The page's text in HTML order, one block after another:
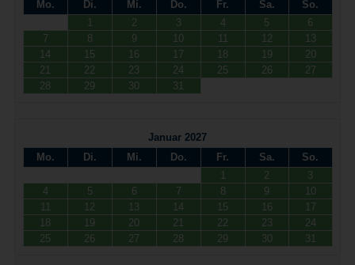
Mo.
Di. Mi. Do. Fr. Sa.
So.
1
2 3 4 5
6
7
8 9 10 11 12
13
14
15 16 17 18 19
20
21
22 23 24 25 26
27
28
29 30 31
Januar 2027
Mo.
Di. Mi. Do. Fr. Sa.
So.
1
2
3
4
5 6 7 8 9
10
11
12 13 14 15 16
17
18
19 20 21 22 23
24
25
26 27 28 29 30 31